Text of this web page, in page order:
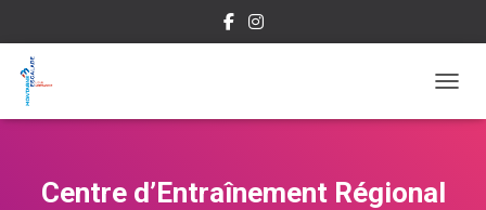
Centre d’Entraînement Régional